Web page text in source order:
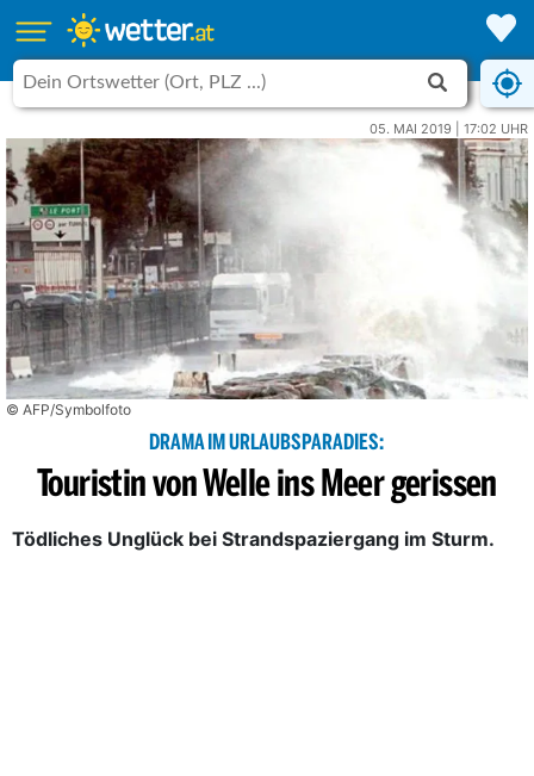
05. MAI 2019 | 17:02 UHR
© AFP/Symbolfoto
DRAMA IM URLAUBSPARADIES:
Touristin von Welle ins Meer gerissen
Tödliches Unglück bei Strandspaziergang im Sturm.